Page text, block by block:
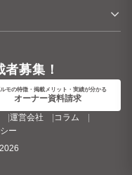
募集！
モの特徴・掲載メリット・実績が分かる
オーナー資料請求
運営会社
コラム
ー